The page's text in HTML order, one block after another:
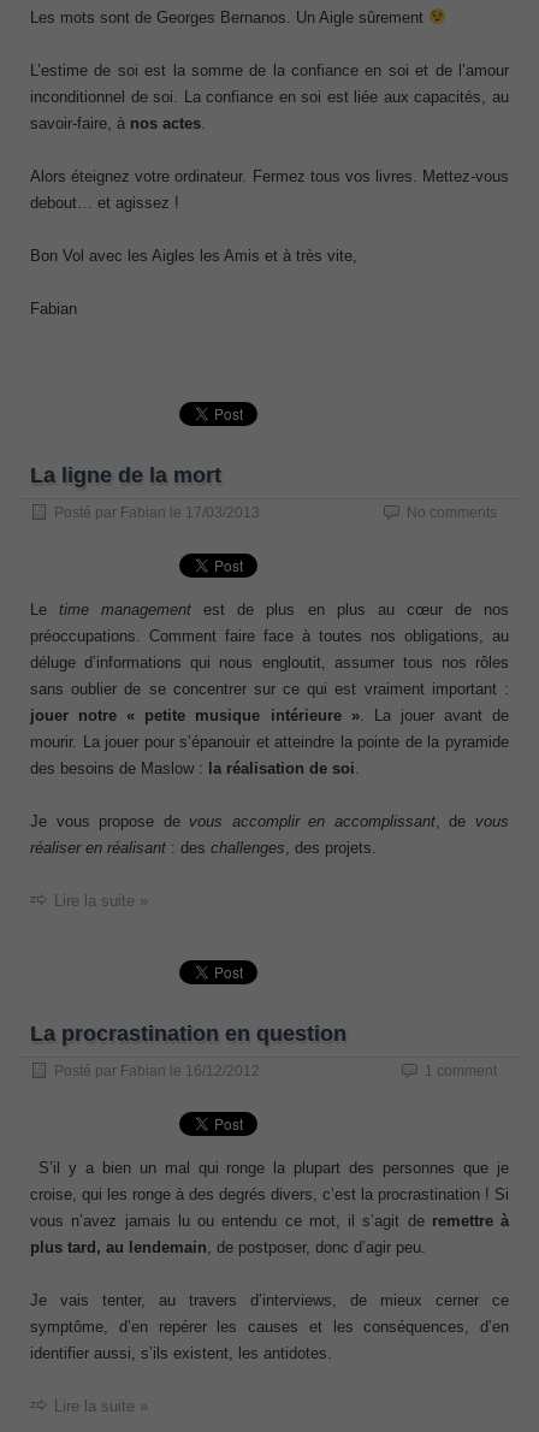
Les mots sont de Georges Bernanos. Un Aigle sûrement
L’estime de soi est la somme de la confiance en soi et de l’amour
inconditionnel de soi. La confiance en soi est liée aux capacités, au
savoir-faire, à nos actes.
Alors éteignez votre ordinateur. Fermez tous vos livres. Mettez-vous
debout… et agissez !
Bon Vol avec les Aigles les Amis et à très vite,
Fabian
La ligne de la mort
Posté par Fabian le 17/03/2013 No comments
Letime management est de plus en plus au cœur de nos
préoccupations. Comment faire face à toutes nos obligations, au
déluge d’informations qui nous engloutit, assumer tous nos rôles
sans oublier de se concentrer sur ce qui est vraiment important :
jouer notre « petite musique intérieure ». La jouer avant de
mourir. La jouer pour s’épanouir et atteindre la pointe de la pyramide
des besoins de Maslow : la réalisation de soi.
Je vous propose de vous accomplir en accomplissant, de vous
réaliser en réalisant : des challenges, des projets.
Lire la suite »
La procrastination en question
Posté par Fabian le 16/12/2012 1 comment
S’il y a bien un mal qui ronge la plupart des personnes que je
croise, qui les ronge à des degrés divers, c’est la procrastination ! Si
vous n’avez jamais lu ou entendu ce mot, il s’agit de remettre à
plus tard, au lendemain, de postposer, donc d’agir peu.
Je vais tenter, au travers d’interviews, de mieux cerner ce
symptôme, d’en repérer les causes et les conséquences, d’en
identifier aussi, s’ils existent, les antidotes.
Lire la suite »